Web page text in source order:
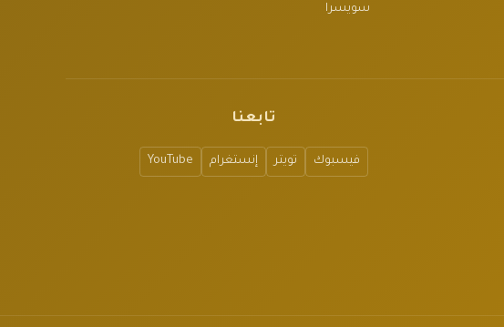
سويسرا
تابعنا
فيسبوك تويتر إنستغرام YouTube